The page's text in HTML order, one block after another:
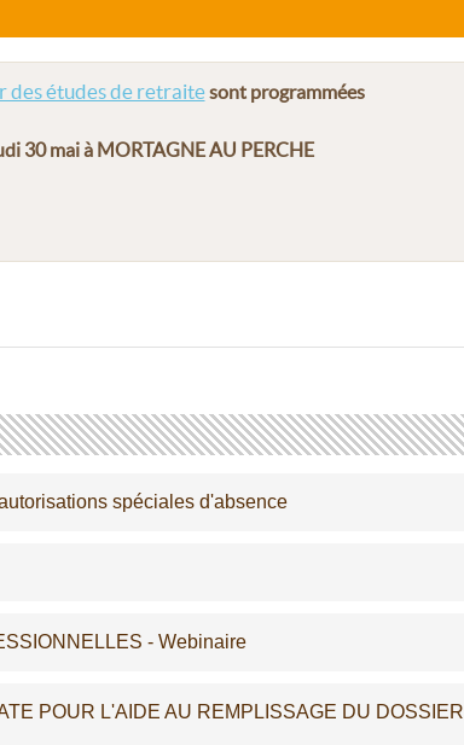
des études de retraitesont programmées
30 mai à MORTAGNE AU PERCHE
spéciales d'absence
- Webinaire
POUR L'AIDE AU REMPLISSAGE DU DOSSIER